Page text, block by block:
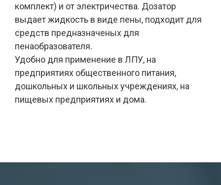
комплект) и от электричества. Дозатор
выдает жидкость в виде пены, подходит для
средств предназначеных для
пенаобразователя.
Удобно для применение в ЛПУ, на
предприятиях общественного питания,
дошкольных и школьных учреждениях, на
пищевых предприятиях и дома.